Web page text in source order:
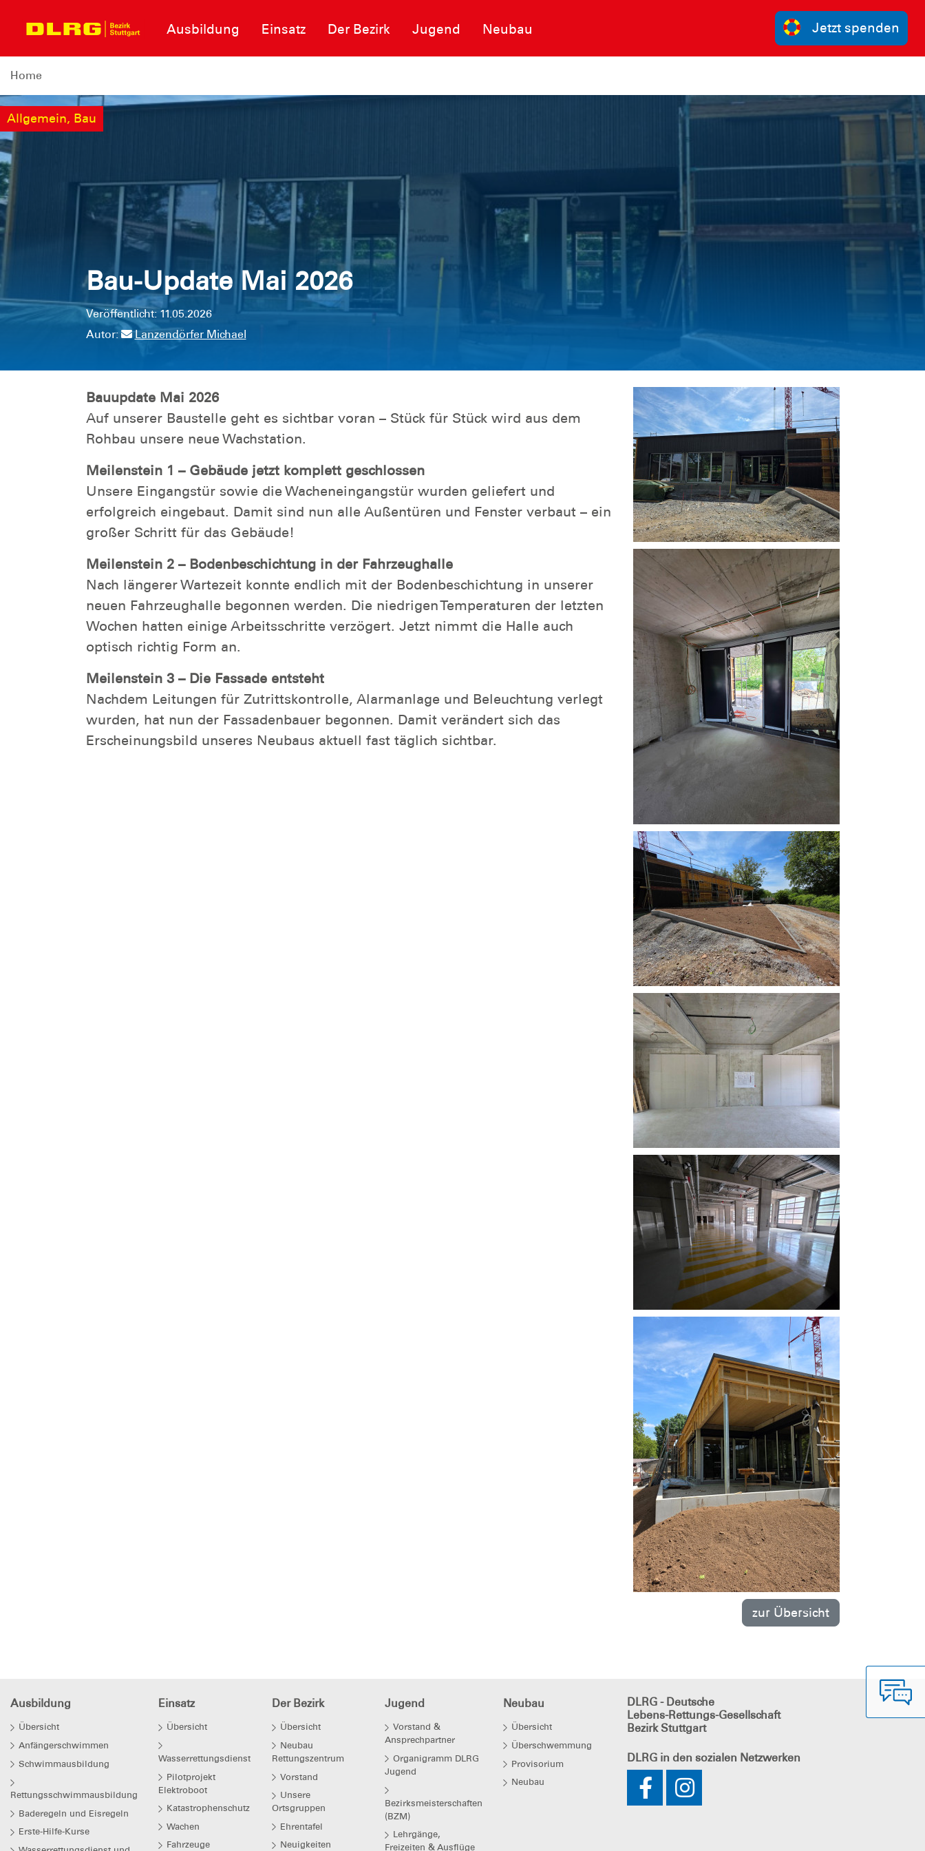
Ausbildung Einsatz Der Bezirk Jugend Neubau Jetzt spenden
Home
Allgemein, Bau
Bau-Update Mai 2026
Veröffentlicht: 11.05.2026
Autor:
Lanzendörfer Michael
Bauupdate Mai 2026
Auf unserer Baustelle geht es sichtbar voran – Stück für Stück wird aus dem
Rohbau unsere neue Wachstation.
Meilenstein 1 – Gebäude jetzt komplett geschlossen
Unsere Eingangstür sowie die Wacheneingangstür wurden geliefert und
erfolgreich eingebaut. Damit sind nun alle Außentüren und Fenster verbaut – ein
großer Schritt für das Gebäude!
Meilenstein 2 – Bodenbeschichtung in der Fahrzeughalle
Nach längerer Wartezeit konnte endlich mit der Bodenbeschichtung in unserer
neuen Fahrzeughalle begonnen werden. Die niedrigen Temperaturen der letzten
Wochen hatten einige Arbeitsschritte verzögert. Jetzt nimmt die Halle auch
optisch richtig Form an.
Meilenstein 3 – Die Fassade entsteht
Nachdem Leitungen für Zutrittskontrolle, Alarmanlage und Beleuchtung verlegt
wurden, hat nun der Fassadenbauer begonnen. Damit verändert sich das
Erscheinungsbild unseres Neubaus aktuell fast täglich sichtbar.
zur Übersicht
Ausbildung
Übersicht
Anfängerschwimmen
Schwimmausbildung
Rettungsschwimmausbildung
Baderegeln und Eisregeln
Erste-Hilfe-Kurse
Einsatz
Übersicht
Wasserrettungsdienst
Pilotprojekt
Elektroboot
Katastrophenschutz
Wachen
Fahrzeuge
Der Bezirk
Übersicht
Neubau
Rettungszentrum
Vorstand
Unsere
Ortsgruppen
Ehrentafel
Neuigkeiten
Jugend
Vorstand &
Ansprechpartner
Organigramm DLRG
Jugend
Bezirksmeisterschaften
(BZM)
Lehrgänge,
Freizeiten & Ausflüge
Neubau
Übersicht
Überschwemmung
Provisorium
Neubau
DLRG - Deutsche
Lebens-Rettungs-Gesellschaft
Bezirk Stuttgart
DLRG in den sozialen Netzwerken